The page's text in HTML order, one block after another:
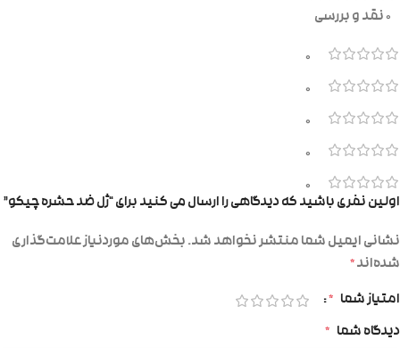
0 نقد و بررسی
0
0
0
0
0
اولین نفری باشید که دیدگاهی را ارسال می کنید برای “ژل ضد حشره چیکو”
نشانی ایمیل شما منتشر نخواهد شد.بخش‌های موردنیاز علامت‌گذاری
شده‌اند*
امتیاز شما *
دیدگاه شما *